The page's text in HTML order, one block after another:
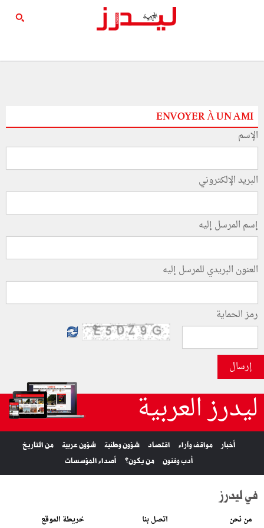
ENVOYER À UN AMI
الإسم
البريد الإلكتروني
إسم المرسل إليه
العنون البريدي للمرسل إليه
رمز الحماية
إرسال
ليدرز العربية
أخبار مواقف وآراء اقتصاد شؤون وطنية شؤون عربية
من التاريخ
أدب وفنون
من يكون؟ أصداء المؤسسات
في ليدرز
من نحن اتصل بنا خريطة الموقع